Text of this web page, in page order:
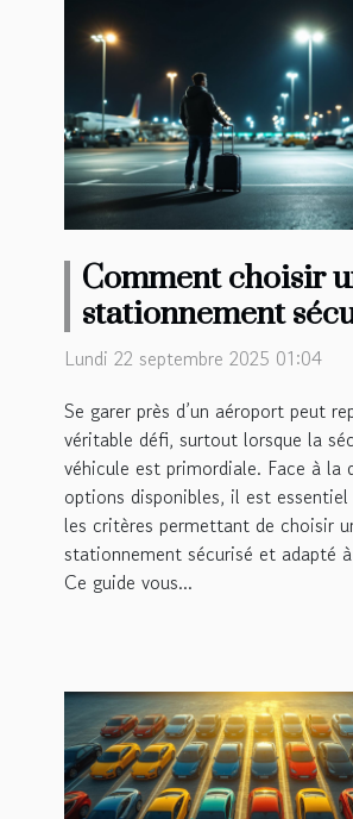
Comment choisir
stationnement
proche d’un
Lundi 22 septembre 2025 01:04
Se garer près d’un aéroport peut
véritable défi, surtout lorsque la
véhicule est primordiale. Face à la
options disponibles, il est
les critères permettant de choisir
stationnement sécurisé et adapté
Ce guide vous...